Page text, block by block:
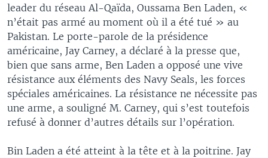
leader du réseau Al-Qaïda, Oussama Ben Laden, «
n’était pas armé au moment où il a été tué » au
Pakistan. Le porte-parole de la présidence
américaine, Jay Carney, a déclaré à la presse que,
bien que sans arme, Ben Laden a opposé une vive
résistance aux éléments des Navy Seals, les forces
spéciales américaines. La résistance ne nécessite pas
une arme, a souligné M. Carney, qui s’est toutefois
refusé à donner d’autres détails sur l’opération.
Bin Laden a été atteint à la tête et à la poitrine. Jay